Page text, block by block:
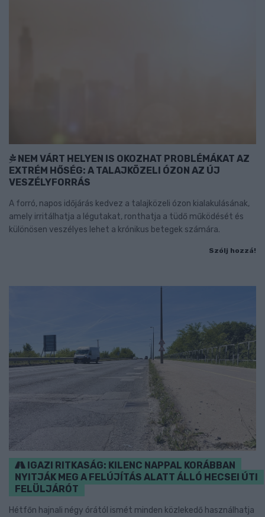
NEM VÁRT HELYEN IS OKOZHAT PROBLÉMÁKAT AZ
EXTRÉM HŐSÉG: A TALAJKÖZELI ÓZON AZ ÚJ
VESZÉLYFORRÁS
A forró, napos időjárás kedvez a talajközeli ózon kialakulásának,
amely irritálhatja a légutakat, ronthatja a tüdő működését és
különösen veszélyes lehet a krónikus betegek számára.
Szólj hozzá!
IGAZI RITKASÁG: KILENC NAPPAL KORÁBBAN
NYITJÁK MEG A FELÚJÍTÁS ALATT ÁLLÓ HECSEI ÚTI
FELÜLJÁRÓT
Hétfőn hajnali négy órától ismét minden közlekedő használhatja